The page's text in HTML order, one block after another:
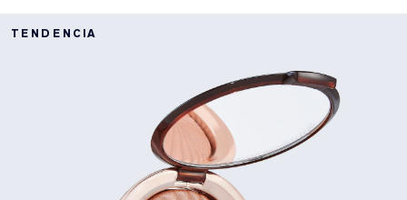
TENDENCIA